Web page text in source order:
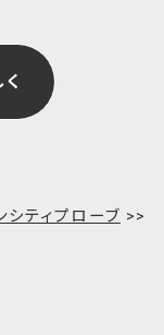
シティプローブ >>